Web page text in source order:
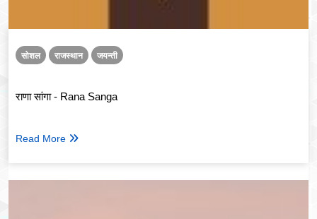
सोशल राजस्थान जयन्ती
राणा सांगा - Rana Sanga
Read More